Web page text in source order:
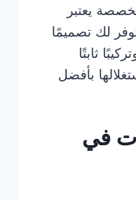
يعتبر
لك تصميمًا
ثابتًا
بأفضل
في